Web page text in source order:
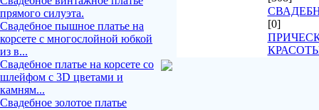
прямого силуэта.
Свадебное пышное платье на
корсете с многослойной юбкой
из в...
Свадебное платье на корсете со
шлейфом с 3D цветами и
камням...
Свадебное золотое платье
[0]